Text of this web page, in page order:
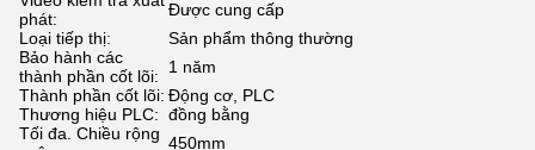
phát:
Được cung cấp
Loại tiếp thị:
Sản phẩm thông thường
Bảo hành các
thành phần cốt lõi:
1 năm
Thành phần cốt lõi: Động cơ, PLC
Thương hiệu PLC: đồng bằng
Tối đa. Chiều rộng 450mm